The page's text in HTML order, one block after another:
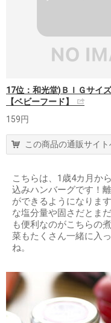
17位：和光堂)ＢＩＧサイ
【ベビーフード】
159円
この商品の通販サイト
こちらは、1歳4カ月か
込みハンバーグです！
ができるようになりま
な塩分量や固さだとま
も便利なのがこちらの
菜もたくさん一緒に入
ね。